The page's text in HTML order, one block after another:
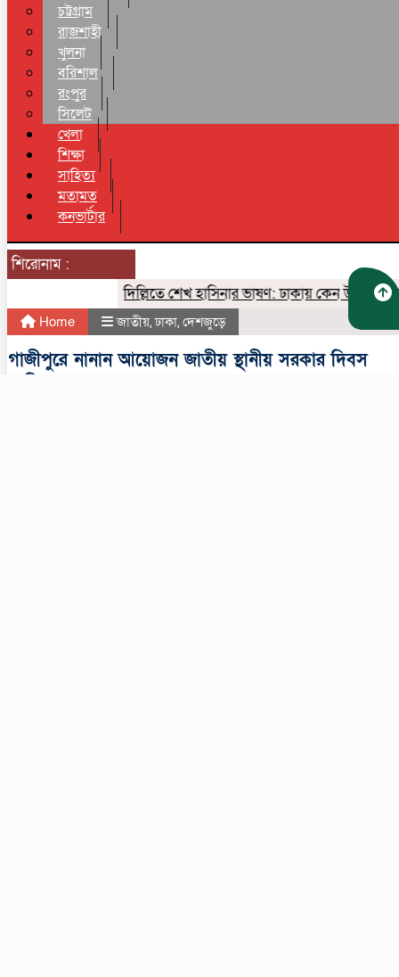
চট্টগ্রাম
রাজশাহী
খুলনা
বরিশাল
রংপুর
সিলেট
খেলা
শিক্ষা
সাহিত্য
মতামত
কনভার্টার
শিরোনাম :
দিল্লিতে শেখ হাসিনার ভাষণ: ঢাকায় কেন উদ্বেগ? ৫
Home জাতীয়,ঢাকা, দেশজুড়ে
গাজীপুরে নানান আয়োজন জাতীয় স্থানীয় সরকার দিবস